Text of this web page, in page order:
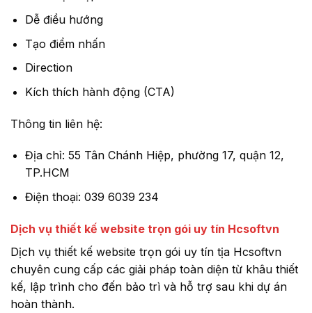
Dễ điều hướng
Tạo điểm nhấn
Direction
Kích thích hành động (CTA)
Thông tin liên hệ:
Địa chỉ: 55 Tân Chánh Hiệp, phường 17, quận 12,
TP.HCM
Điện thoại: 039 6039 234
Dịch vụ thiết kế website trọn gói uy tín Hcsoftvn
Dịch vụ thiết kế website trọn gói uy tín tịa Hcsoftvn
chuyên cung cấp các giải pháp toàn diện từ khâu thiết
kế, lập trình cho đến bảo trì và hỗ trợ sau khi dự án
hoàn thành.